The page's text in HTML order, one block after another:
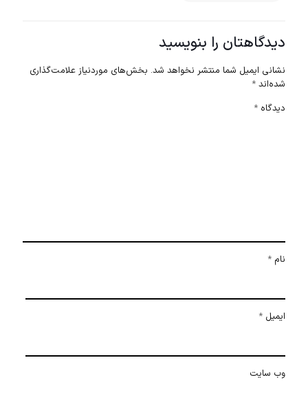
دیدگاهتان را بنویسید
نشانی ایمیل شما منتشر نخواهد شد. بخش‌های موردنیاز علامت‌گذاری
شده‌اند *
دیدگاه *
نام *
ایمیل *
وب‌ سایت